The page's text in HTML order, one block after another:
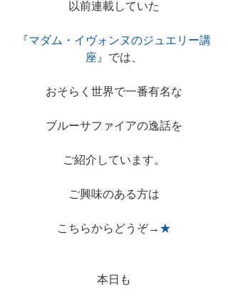
以前連載していた
『マダム・イヴォンヌのジュエリー講
座』では、
おそらく世界で一番有名な
ブルーサファイアの逸話を
ご紹介しています。
ご興味のある方は
こちらからどうぞ→ ★
本日も